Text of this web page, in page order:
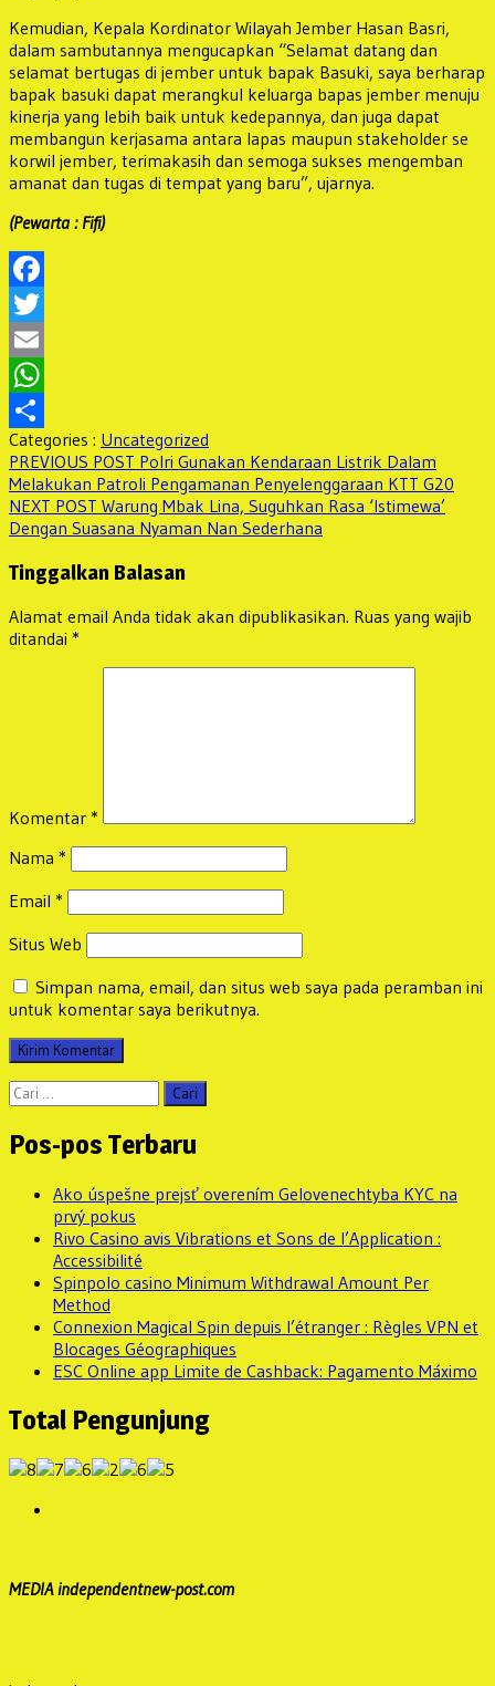
Kemudian, Kepala Kordinator Wilayah Jember Hasan Basri,
dalam sambutannya mengucapkan “Selamat datang dan
selamat bertugas di jember untuk bapak Basuki, saya berharap
bapak basuki dapat merangkul keluarga bapas jember menuju
kinerja yang lebih baik untuk kedepannya, dan juga dapat
membangun kerjasama antara lapas maupun stakeholder se
korwil jember, terimakasih dan semoga sukses mengemban
amanat dan tugas di tempat yang baru”, ujarnya.
(Pewarta : Fifi)
Facebook
Twitter
Email
WhatsApp
Share
Categories : Uncategorized
Navigasi
pos
PREVIOUS POST Previous
post:
Polri Gunakan Kendaraan Listrik Dalam
Melakukan Patroli Pengamanan Penyelenggaraan KTT G20
NEXT POST Next
post:
Warung Mbak Lina, Suguhkan Rasa ‘Istimewa’
Dengan Suasana Nyaman Nan Sederhana
Tinggalkan Balasan
Alamat email Anda tidak akan dipublikasikan. Ruas yang wajib
ditandai *
Komentar *
Nama *
Email *
Situs Web
Simpan nama, email, dan situs web saya pada peramban ini
untuk komentar saya berikutnya.
Cari
untuk:
Pos-pos Terbaru
Ako úspešne prejsť overením Gelovenechtyba KYC na
prvý pokus
Rivo Casino avis Vibrations et Sons de l’Application :
Accessibilité
Spinpolo casino Minimum Withdrawal Amount Per
Method
Connexion Magical Spin depuis l’étranger : Règles VPN et
Blocages Géographiques
ESC Online app Limite de Cashback: Pagamento Máximo
Total Pengunjung
MEDIA independentnew-post.com